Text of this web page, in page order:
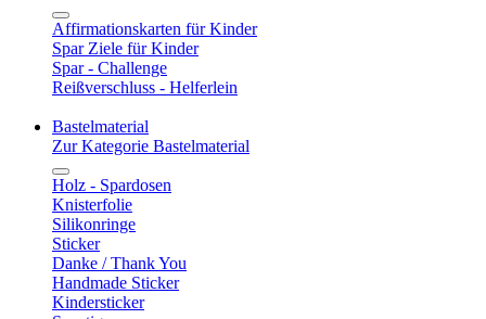
Affirmationskarten für Kinder
Spar Ziele für Kinder
Spar - Challenge
Reißverschluss - Helferlein
Bastelmaterial
Zur Kategorie Bastelmaterial
Holz - Spardosen
Knisterfolie
Silikonringe
Sticker
Danke / Thank You
Handmade Sticker
Kindersticker